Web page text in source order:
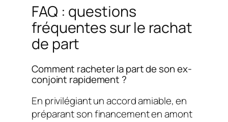
FAQ : questions
fréquentes sur le rachat
de part
Comment racheter la part de son ex-
conjoint rapidement ?
En privilégiant un accord amiable, en
préparant son financement en amont